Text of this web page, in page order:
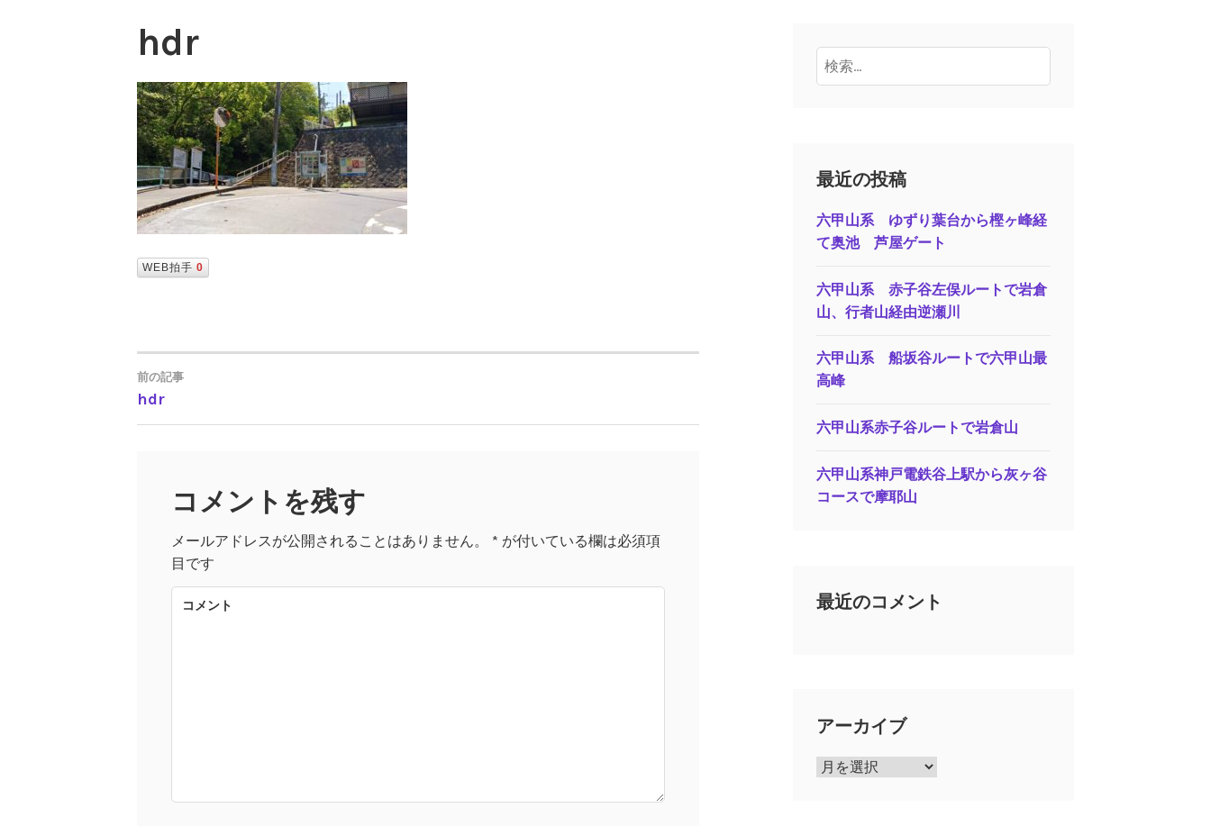
hdr
WEB拍手 0
投
前の記事
hdr
コメントを残す
メールアドレスが公開されることはありません。 * が付いている欄は必須項
目です
コメント
検
索:
最近の投稿
六甲山系 ゆずり葉台から樫ヶ峰経
て奥池 芦屋ゲート
六甲山系 赤子谷左俣ルートで岩倉
山、行者山経由逆瀬川
六甲山系 船坂谷ルートで六甲山最
高峰
六甲山系赤子谷ルートで岩倉山
六甲山系神戸電鉄谷上駅から灰ヶ谷
コースで摩耶山
最近のコメント
アーカイブ
ア